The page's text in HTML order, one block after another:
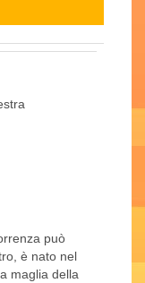
può
è nato nel
maglia della